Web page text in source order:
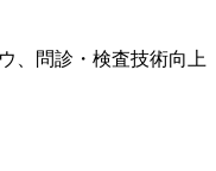
、問診・検査技術向上